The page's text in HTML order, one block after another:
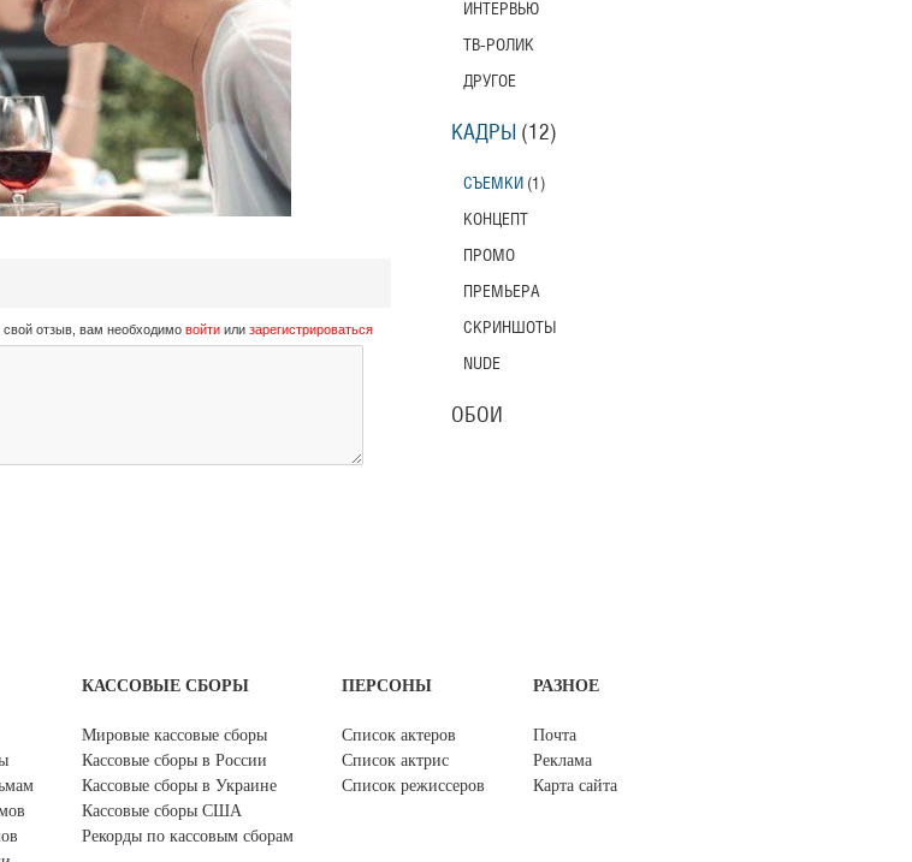
свой отзыв, вам необходимо войтиили зарегистрироваться
ИНТЕРВЬЮ
ТВ-РОЛИК
ДРУГОЕ
КАДРЫ (12)
СЪЕМКИ (1)
КОНЦЕПТ
ПРОМО
ПРЕМЬЕРА
СКРИНШОТЫ
NUDE
ОБОИ
КАССОВЫЕ СБОРЫ
Мировые кассовые сборы
Кассовые сборы в России
Кассовые сборы в Украине
Кассовые сборы США
Рекорды по кассовым сборам
ПЕРСОНЫ
Список актеров
Список актрис
Список режиссеров
РАЗНОЕ
Почта
Реклама
Карта сайта